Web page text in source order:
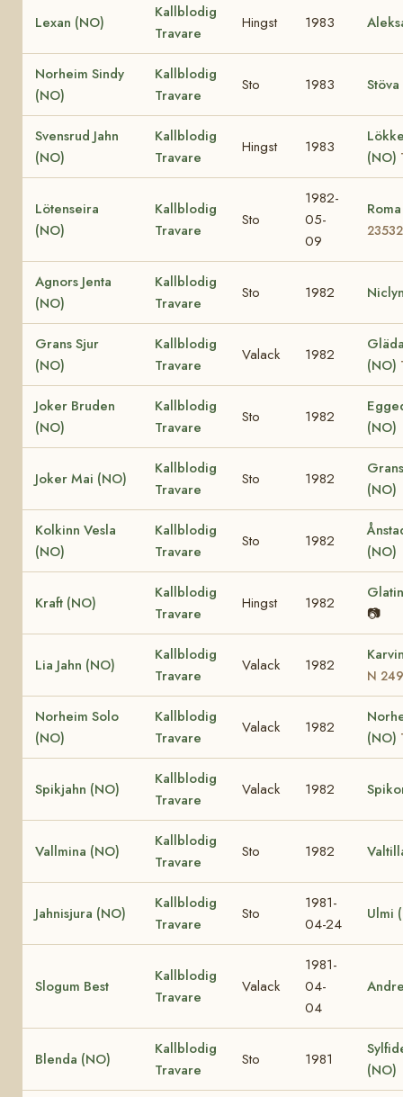
Lexan (NO)
Kallblodig
Travare
Hingst 1983
Norheim Sindy
(NO)
Kallblodig
Travare
Sto 1983
Svensrud Jahn
(NO)
Kallblodig
Travare
Hingst 1983
(NO)
Lötenseira
(NO)
Kallblodig
Travare
Sto
1982-
05-
09
23532
Agnors Jenta
(NO)
Kallblodig
Travare
Sto 1982
Grans Sjur
(NO)
Kallblodig
Travare
Valack 1982
(NO)
Joker Bruden
(NO)
Kallblodig
Travare
Sto 1982
(NO)
Joker Mai (NO)
Kallblodig
Travare
Sto 1982
(NO)
Kolkinn Vesla
(NO)
Kallblodig
Travare
Sto 1982
(NO)
Kraft (NO)
Kallblodig
Travare
Hingst 1982
📷
Lia Jahn (NO)
Kallblodig
Travare
Valack 1982
N
Norheim Solo
(NO)
Kallblodig
Travare
Valack 1982
(NO)
Spikjahn (NO)
Kallblodig
Travare
Valack 1982
Vallmina (NO)
Kallblodig
Travare
Sto 1982
Jahnisjura (NO)
Kallblodig
Travare
Sto
1981-
04-24
Ulmi
Slogum Best
Kallblodig
Travare
Valack
1981-
04-
04
Blenda (NO)
Kallblodig
Travare
Sto 1981
(NO)